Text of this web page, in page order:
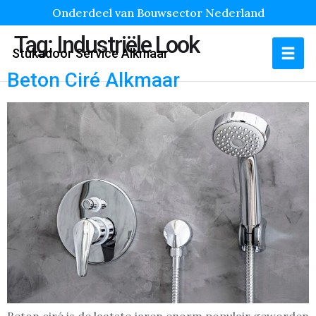
Onderdeel van Bouwsector Nederland
Stukadoor Service Alkmaar
Tag:Industriële Look
Beton Ciré Alkmaar